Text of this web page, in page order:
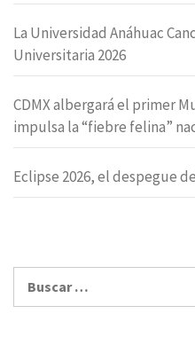
La Universidad Anáhuac
Universitaria 2026
CDMX albergará el primer
impulsa la “fiebre felina”
Eclipse 2026, el despegue